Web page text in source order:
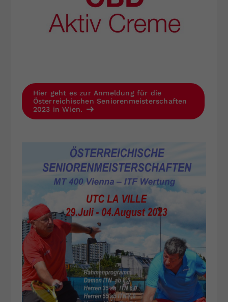
Hier geht es zur Anmeldung für die
Österreichischen Seniorenmeisterschaften
2023 in Wien.